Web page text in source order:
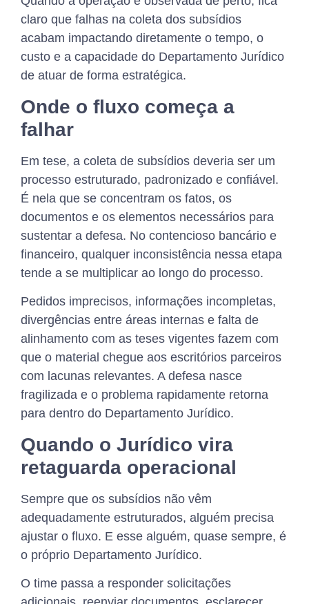
claro que falhas na coleta dos subsídios
acabam impactando diretamente o tempo, o
custo e a capacidade do Departamento Jurídico
de atuar de forma estratégica.
Onde o fluxo começa a
falhar
Em tese, a coleta de subsídios deveria ser um
processo estruturado, padronizado e confiável.
É nela que se concentram os fatos, os
documentos e os elementos necessários para
sustentar a defesa. No contencioso bancário e
financeiro, qualquer inconsistência nessa etapa
tende a se multiplicar ao longo do processo.
Pedidos imprecisos, informações incompletas,
divergências entre áreas internas e falta de
alinhamento com as teses vigentes fazem com
que o material chegue aos escritórios parceiros
com lacunas relevantes. A defesa nasce
fragilizada e o problema rapidamente retorna
para dentro do Departamento Jurídico.
Quando o Jurídico vira
retaguarda operacional
Sempre que os subsídios não vêm
adequadamente estruturados, alguém precisa
ajustar o fluxo. E esse alguém, quase sempre, é
o próprio Departamento Jurídico.
O time passa a responder solicitações